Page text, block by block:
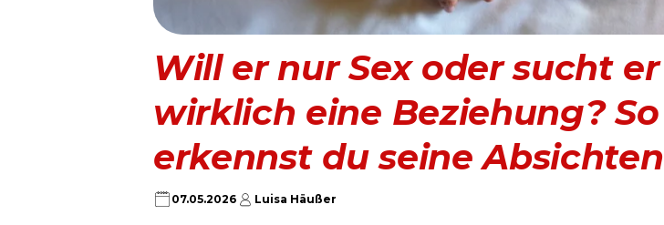
Will er nur Sex oder sucht er
wirklich eine Beziehung? So
erkennst du seine Absichten
07.05.2026 Luisa Häußer